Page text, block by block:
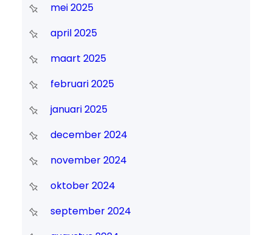
mei 2025
april 2025
maart 2025
februari 2025
januari 2025
december 2024
november 2024
oktober 2024
september 2024